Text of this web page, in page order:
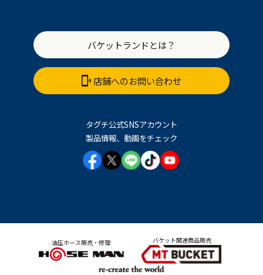
バケットランドとは？
店舗へのお問い合わせ
タグチ公式SNSアカウント
製品情報、動画をチェック
油圧ホース販売・修理 バケット関連商品販売